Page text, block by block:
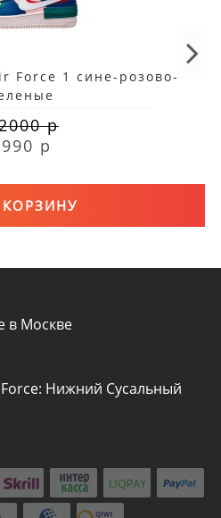
Force 1 сине-розово-
р
р
КОРЗИНУ
в Москве
Нижний Сусальный